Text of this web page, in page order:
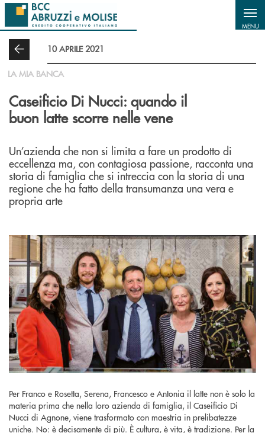
Salta al contenuto principale
MENU
10 APRILE 2021
LA MIA BANCA
Caseificio Di Nucci: quando il
buon latte scorre nelle vene
Un’azienda che non si limita a fare un prodotto di
eccellenza ma, con contagiosa passione, racconta una
storia di famiglia che si intreccia con la storia di una
regione che ha fatto della transumanza una vera e
propria arte
Per Franco e Rosetta, Serena, Francesco e Antonia il latte non è solo la
materia prima che nella loro azienda di famiglia, il Caseificio Di
Nucci di Agnone, viene trasformato con maestria in prelibatezze
uniche. No: è decisamente di più. È cultura, è vita, è tradizione. Per la